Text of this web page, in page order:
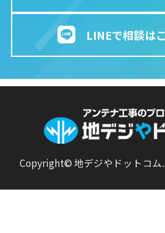
LINEで相談は
Copyright© 地デジやドットコム